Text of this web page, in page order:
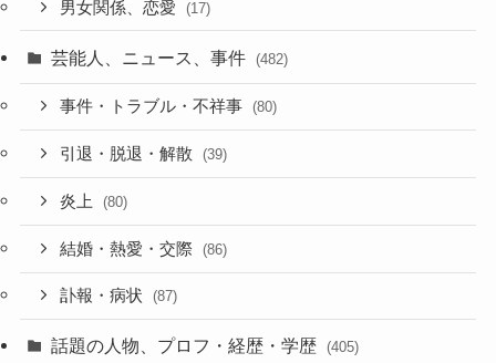
男女関係、恋愛 (17)
芸能人、ニュース、事件 (482)
事件・トラブル・不祥事 (80)
引退・脱退・解散 (39)
炎上 (80)
結婚・熱愛・交際 (86)
訃報・病状 (87)
話題の人物、プロフ・経歴・学歴 (405)